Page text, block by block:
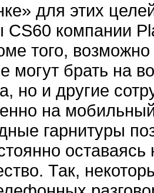
для этих
CS60 компании
того,
могут брать на
но и другие
на
гарнитуры
оставаясь
Так,